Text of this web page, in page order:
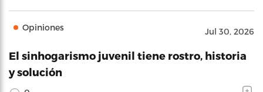
Opiniones Jul 30, 2026
El sinhogarismo juvenil tiene rostro, historia
y solución